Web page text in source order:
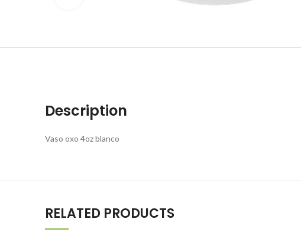
Description
Vaso oxo 4oz blanco
RELATED PRODUCTS